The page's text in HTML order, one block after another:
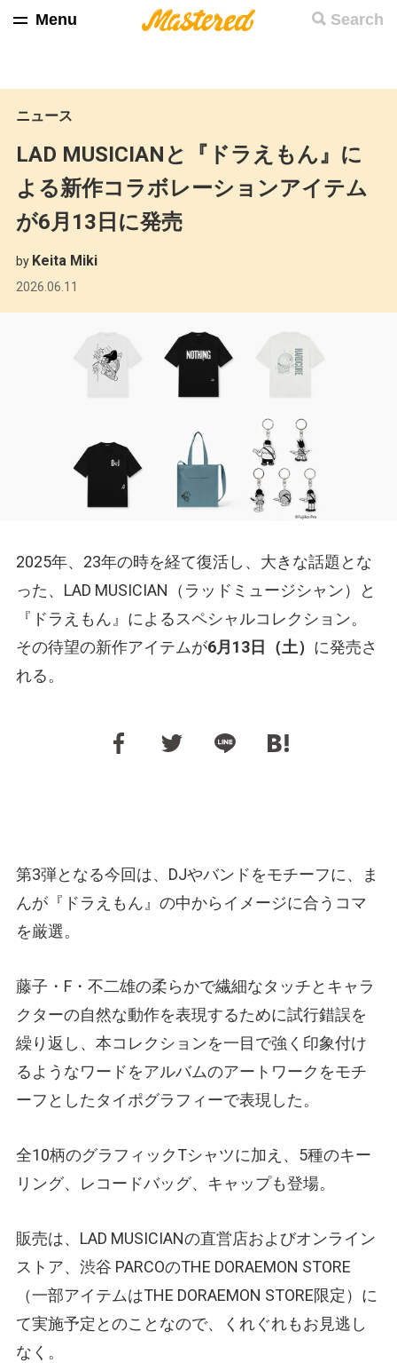
Search
Menu
ニュース
LAD MUSICIANと『ドラえもん』に
よる新作コラボレーションアイテム
が6月13日に発売
by Keita Miki
2026.06.11
2025年、23年の時を経て復活し、大きな話題とな
った、LAD MUSICIAN（ラッドミュージシャン）と
『ドラえもん』によるスペシャルコレクション。
その待望の新作アイテムが6月13日（土） に発売さ
れる。
第3弾となる今回は、DJやバンドをモチーフに、ま
んが『ドラえもん』の中からイメージに合うコマ
を厳選。
藤子・F・不二雄の柔らかで繊細なタッチとキャラ
クターの自然な動作を表現するために試行錯誤を
繰り返し、本コレクションを一目で強く印象付け
るようなワードをアルバムのアートワークをモチ
ーフとしたタイポグラフィーで表現した。
全10柄のグラフィックTシャツに加え、5種のキー
リング、レコードバッグ、キャップも登場。
販売は、LAD MUSICIANの直営店およびオンライン
ストア、渋谷 PARCOのTHE DORAEMON STORE
（一部アイテムはTHE DORAEMON STORE限定）に
て実施予定とのことなので、くれぐれもお見逃し
なく。